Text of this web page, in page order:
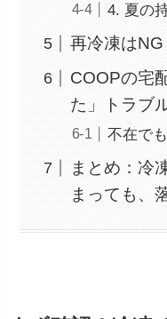
4. 夏の
再冷凍は
COOPの宅
た」トラブ
不在で
まとめ：冷
まっても、